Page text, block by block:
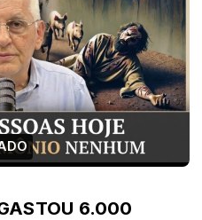
6.000